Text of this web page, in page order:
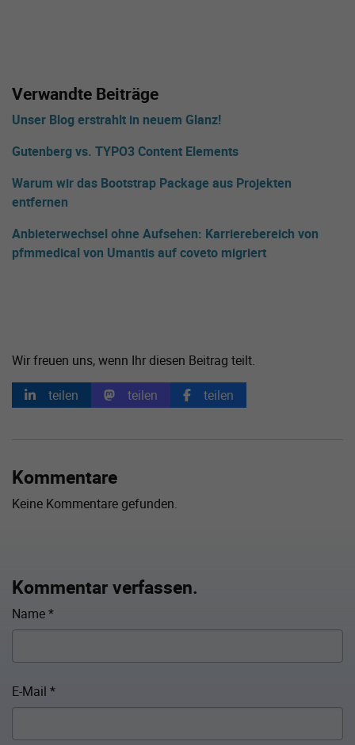
Verwandte Beiträge
Unser Blog erstrahlt in neuem Glanz!
Gutenberg vs. TYPO3 Content Elements
Warum wir das Bootstrap Package aus Projekten
entfernen
Anbieterwechsel ohne Aufsehen: Karrierebereich von
pfmmedical von Umantis auf coveto migriert
Wir freuen uns, wenn Ihr diesen Beitrag teilt.
teilen
teilen teilen
Kommentare
Keine Kommentare gefunden.
Kommentar verfassen.
Name*
E-Mail *